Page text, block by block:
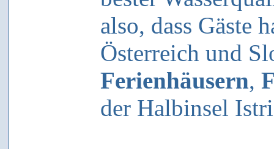
also, dass Gäste
Österreich und
Ferienhäusern,
der Halbinsel